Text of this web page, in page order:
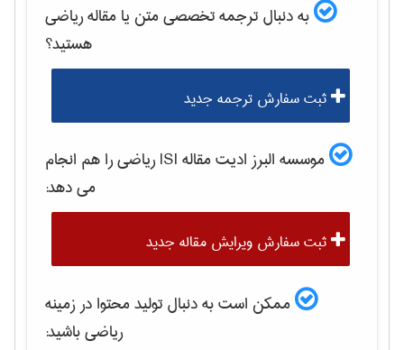
به دنبال ترجمه تخصصی متن یا مقالهرياضی
هستید؟
ثبت سفارش ترجمه جدید
موسسه البرز ادیت مقاله ISI رياضیرا هم انجام
می دهد:
ثبت سفارش ویرایش مقاله جدید
ممکن است به دنبال تولید محتوا در زمینه
رياضیباشید: